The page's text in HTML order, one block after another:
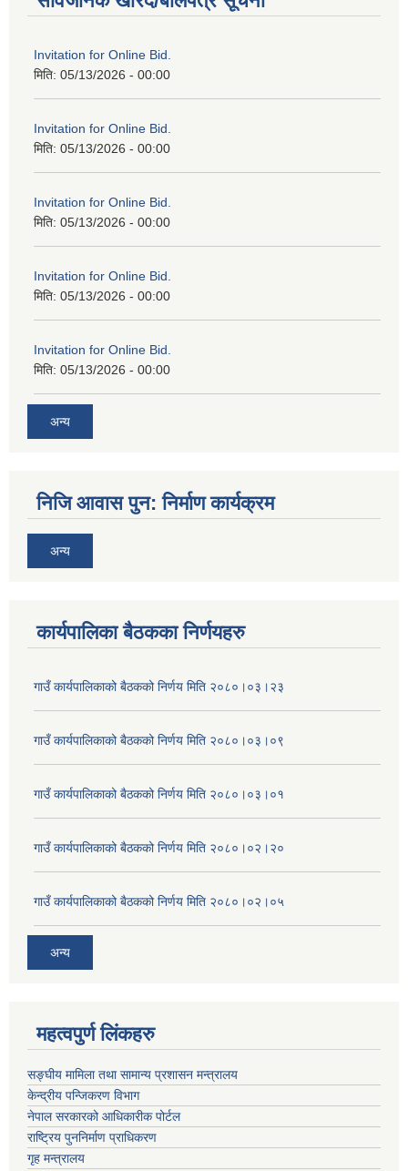
Invitation for Online Bid.
मिति: 05/13/2026 - 00:00
Invitation for Online Bid.
मिति: 05/13/2026 - 00:00
Invitation for Online Bid.
मिति: 05/13/2026 - 00:00
Invitation for Online Bid.
मिति: 05/13/2026 - 00:00
Invitation for Online Bid.
मिति: 05/13/2026 - 00:00
अन्य
निजि आवास पुन: निर्माण कार्यक्रम
अन्य
कार्यपालिका बैठकका निर्णयहरु
गाउँ कार्यपालिकाको बैठकको निर्णय मिति २०८०।०३।२३
गाउँ कार्यपालिकाको बैठकको निर्णय मिति २०८०।०३।०९
गाउँ कार्यपालिकाको बैठकको निर्णय मिति २०८०।०३।०१
गाउँ कार्यपालिकाको बैठकको निर्णय मिति २०८०।०२।२०
गाउँ कार्यपालिकाको बैठकको निर्णय मिति २०८०।०२।०५
अन्य
महत्वपुर्ण लिंकहरु
सङ्घीय मामिला तथा सामान्य प्रशासन मन्त्रालय
केन्द्रीय पन्जिकरण विभाग
नेपाल सरकारको आधिकारीक पोर्टल
राष्ट्रिय पुननिर्माण प्राधिकरण
गृह मन्त्रालय